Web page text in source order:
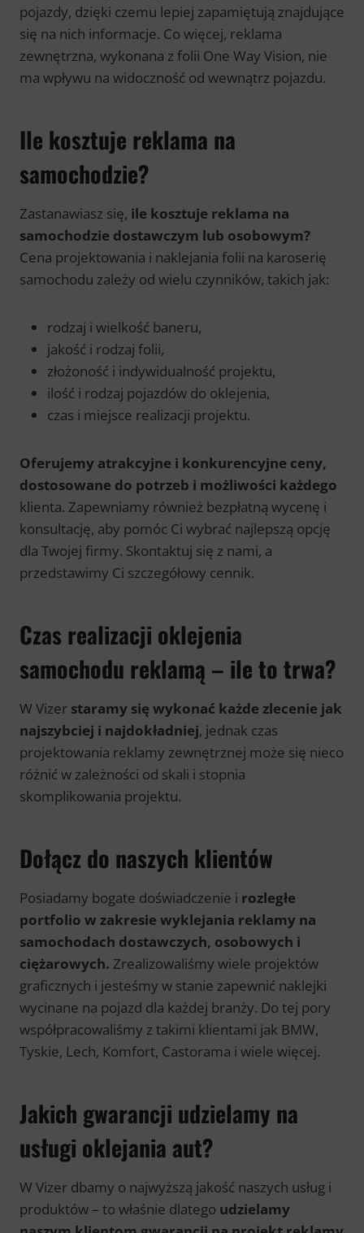
pojazdy, dzięki czemu lepiej zapamiętują znajdujące
się na nich informacje. Co więcej, reklama
zewnętrzna, wykonana z folii One Way Vision, nie
ma wpływu na widoczność od wewnątrz pojazdu.
Ile kosztuje reklama na
samochodzie?
Zastanawiasz się, ile kosztuje reklama na
samochodzie dostawczym lub osobowym?
Cena projektowania i naklejania folii na karoserię
samochodu zależy od wielu czynników, takich jak:
rodzaj i wielkość baneru,
jakość i rodzaj folii,
złożoność i indywidualność projektu,
ilość i rodzaj pojazdów do oklejenia,
czas i miejsce realizacji projektu.
Oferujemy atrakcyjne i konkurencyjne ceny,
dostosowane do potrzeb i możliwości każdego
klienta. Zapewniamy również bezpłatną wycenę i
konsultację, aby pomóc Ci wybrać najlepszą opcję
dla Twojej firmy. Skontaktuj się z nami, a
przedstawimy Ci szczegółowy cennik.
Czas realizacji oklejenia
samochodu reklamą – ile to trwa?
W Vizer staramy się wykonać każde zlecenie jak
najszybciej i najdokładniej, jednak czas
projektowania reklamy zewnętrznej może się nieco
różnić w zależności od skali i stopnia
skomplikowania projektu.
Dołącz do naszych klientów
Posiadamy bogate doświadczenie i rozległe
portfolio w zakresie wyklejania reklamy na
samochodach dostawczych, osobowych i
ciężarowych. Zrealizowaliśmy wiele projektów
graficznych i jesteśmy w stanie zapewnić naklejki
wycinane na pojazd dla każdej branży. Do tej pory
współpracowaliśmy z takimi klientami jak BMW,
Tyskie, Lech, Komfort, Castorama i wiele więcej.
Jakich gwarancji udzielamy na
usługi oklejania aut?
W Vizer dbamy o najwyższą jakość naszych usług i
produktów – to właśnie dlatego udzielamy